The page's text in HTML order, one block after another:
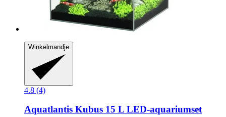
Winkelmandje
4.8 (4)
Aquatlantis Kubus 15 L LED-​aquariumset